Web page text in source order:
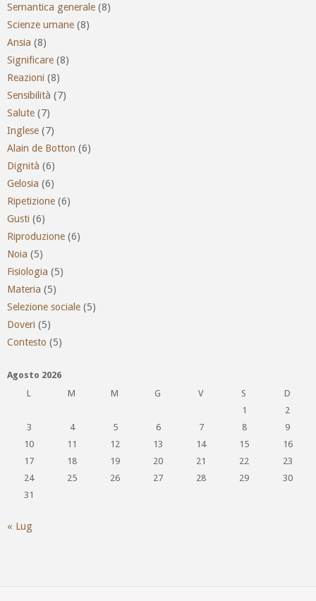
Semantica generale (8)
Scienze umane (8)
Ansia (8)
Significare (8)
Reazioni (8)
Sensibilità (7)
Salute (7)
Inglese (7)
Alain de Botton (6)
Dignità (6)
Gelosia (6)
Ripetizione (6)
Gusti (6)
Riproduzione (6)
Noia (5)
Fisiologia (5)
Materia (5)
Selezione sociale (5)
Doveri (5)
Contesto (5)
Agosto 2026
L
M M G V S
D
1
2
3
4 5 6 7 8
9
10
11 12 13 14 15
16
17
18 19 20 21 22
23
24
25 26 27 28 29
30
31
« Lug